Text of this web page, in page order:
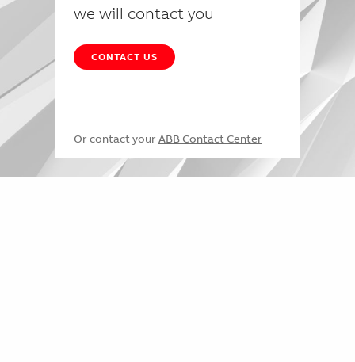
we will contact you
CONTACT US
Or contact your ABB Contact Center